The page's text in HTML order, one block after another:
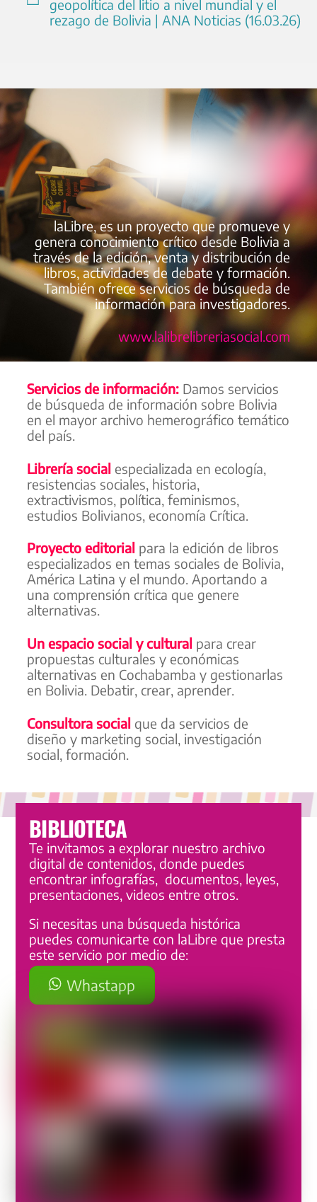
geopolítica del litio a nivel mundial y el
rezago de Bolivia | ANA Noticias (16.03.26)
laLibre, es un proyecto que promueve y
genera conocimiento crítico desde Bolivia a
través de la edición, venta y distribución de
libros, actividades de debate y formación.
También ofrece servicios de búsqueda de
información para investigadores.
www.lalibrelibreriasocial.com
Servicios de información: Damos servicios
de búsqueda de información sobre Bolivia
en el mayor archivo hemerográfico temático
del país.
Librería social especializada en ecología,
resistencias sociales, historia,
extractivismos, política, feminismos,
estudios Bolivianos, economía Crítica.
Proyecto editorial para la edición de libros
especializados en temas sociales de Bolivia,
América Latina y el mundo. Aportando a
una comprensión crítica que genere
alternativas.
Un espacio social y cultural para crear
propuestas culturales y económicas
alternativas en Cochabamba y gestionarlas
en Bolivia. Debatir, crear, aprender.
Consultora social que da servicios de
diseño y marketing social, investigación
social, formación.
BIBLIOTECA
Te invitamos a explorar nuestro archivo
digital de contenidos, donde puedes
encontrar infografías, documentos, leyes,
presentaciones, videos entre otros.
Si necesitas una búsqueda histórica
puedes comunicarte con laLibre que presta
este servicio por medio de:
Whastapp